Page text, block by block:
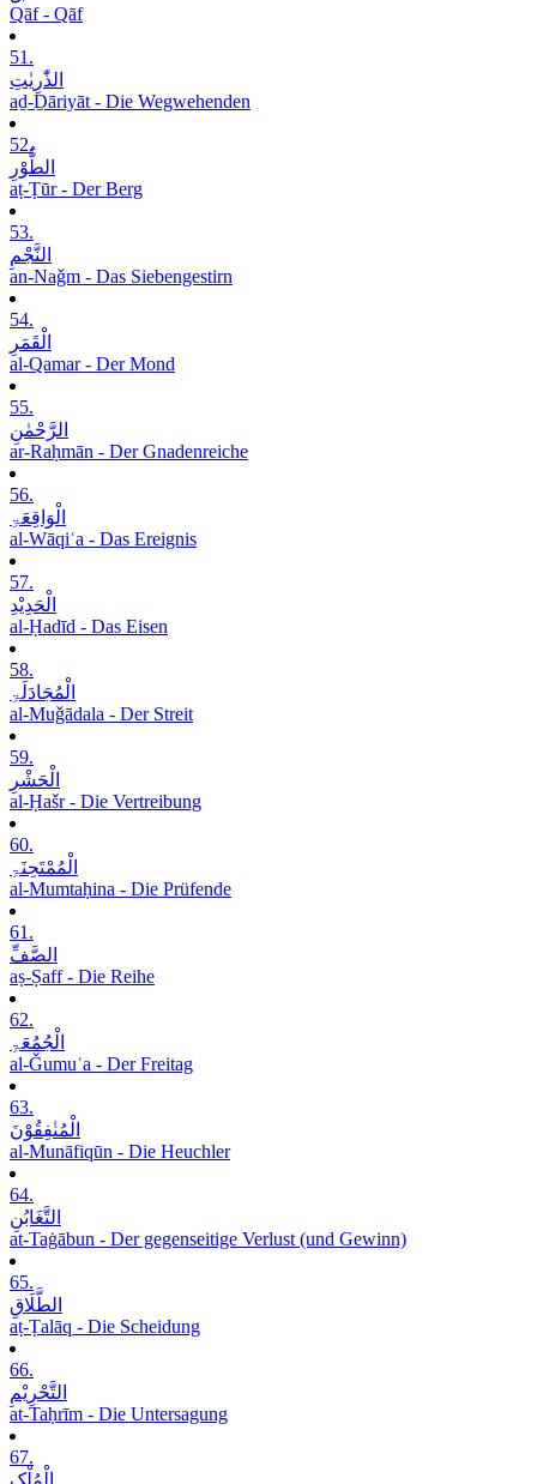
Qāf - Qāf
51.
الذّٰرِیٰتِ
aḏ-Ḏāriyāt - Die Wegwehenden
52.
الطُّوْرِ
aṭ-Ṭūr - Der Berg
53.
النَّجْمِ
an-Naǧm - Das Siebengestirn
54.
الْقَمَرِ
al-Qamar - Der Mond
55.
الرَّحْمٰنِ
ar-Raḥmān - Der Gnadenreiche
56.
الْوَاقِعَۃِ
al-Wāqiʿa - Das Ereignis
57.
الْحَدِیْدِ
al-Ḥadīd - Das Eisen
58.
الْمُجَادَلَۃِ
al-Muǧādala - Der Streit
59.
الْحَشْرِ
al-Ḥašr - Die Vertreibung
60.
الْمُمْتَحِنَۃِ
al-Mumtaḥina - Die Prüfende
61.
الصَّفِّ
aṣ-Ṣaff - Die Reihe
62.
الْجُمُعَۃِ
al-Ǧumuʿa - Der Freitag
63.
الْمُنٰفِقُوْنَ
al-Munāfiqūn - Die Heuchler
64.
التَّغَابُنِ
at-Taġābun - Der gegenseitige Verlust (und Gewinn)
65.
الطَّلَاقِ
aṭ-Ṭalāq - Die Scheidung
66.
التَّحْرِیْمِ
at-Taḥrīm - Die Untersagung
67.